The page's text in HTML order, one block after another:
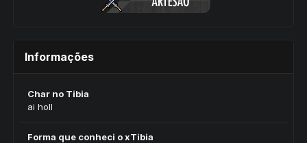
Informações
Char no Tibia
ai holl
Forma que conheci o xTibia